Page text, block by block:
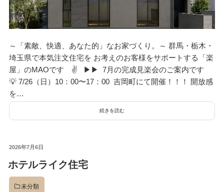
～「素敵、快適、あなた的」なお家づくり。～ 群馬・栃木・
埼玉県で本気注文住宅を お考えのお客様をサポートする「楽
屋」のMAOです ✌ ▶︎▶︎ 7月の完成見楽会のご案内です
💡 7/26（日）10：00〜17：00 吉岡町にて開催！！！ 開放感
を…
続きを読む
投
日:
2026年7月6日
ホテルライク住宅
未分類